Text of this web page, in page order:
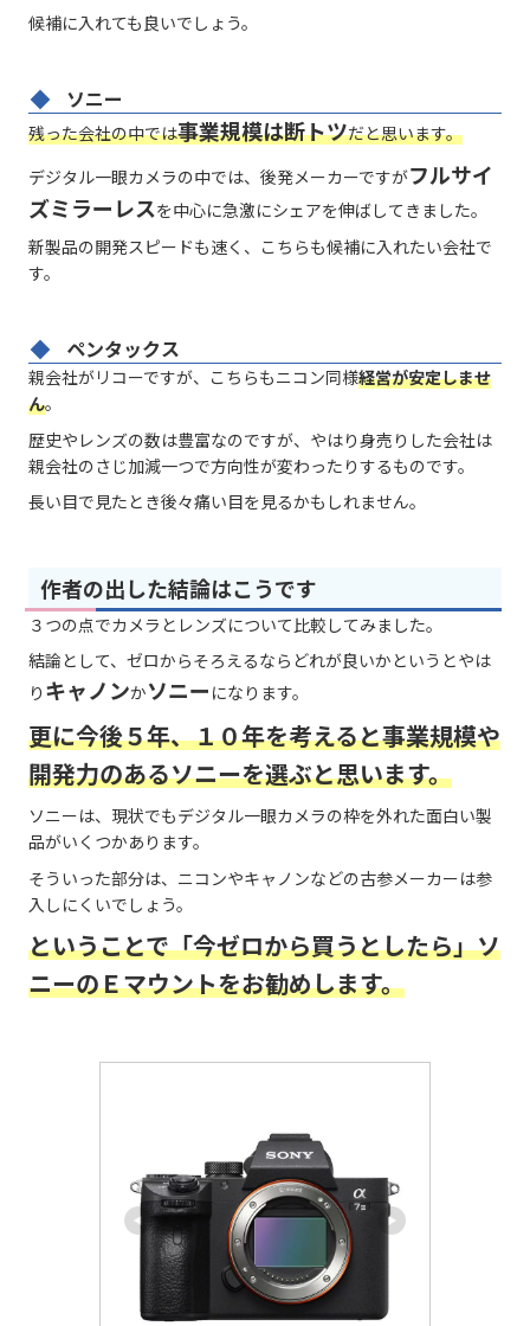
候補に入れても良いでしょう。
ソニー
残った会社の中では事業規模は断トツだと思います。
デジタル一眼カメラの中では、後発メーカーですがフルサイ
ズミラーレスを中心に急激にシェアを伸ばしてきました。
新製品の開発スピードも速く、こちらも候補に入れたい会社で
す。
ペンタックス
親会社がリコーですが、こちらもニコン同様経営が安定しませ
ん。
歴史やレンズの数は豊富なのですが、やはり身売りした会社は
親会社のさじ加減一つで方向性が変わったりするものです。
長い目で見たとき後々痛い目を見るかもしれません。
作者の出した結論はこうです
３つの点でカメラとレンズについて比較してみました。
結論として、ゼロからそろえるならどれが良いかというとやは
り キャノンかソニー になります。
更に今後５年、１０年を考えると事業規模や
開発力のあるソニーを選ぶと思います。
ソニーは、現状でもデジタル一眼カメラの枠を外れた面白い製
品がいくつかあります。
そういった部分は、ニコンやキャノンなどの古参メーカーは参
入しにくいでしょう。
ということで「今ゼロから買うとしたら」ソ
ニーのＥマウントをお勧めします。